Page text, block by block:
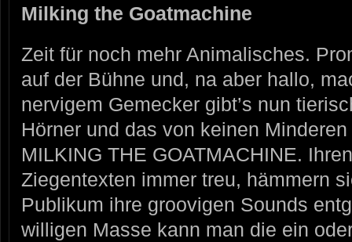
Milking the Goatmachine
Zeit für noch mehr Animalisches.
auf der Bühne und, na aber hallo,
nervigem Gemecker gibt’s nun
Hörner und das von keinen
MILKING THE GOATMACHINE.
Ziegentexten immer treu, hämmern
Publikum ihre groovigen Sounds
willigen Masse kann man die ein